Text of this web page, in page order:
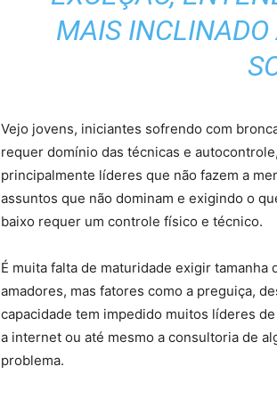
MAIS
Vejo jovens, iniciantes sofrendo com
requer domínio das técnicas e
principalmente líderes que não fazem a
assuntos que não dominam e exigindo o
baixo requer um controle físico e técnico.
É muita falta de maturidade exigir
amadores, mas fatores como a preguiça,
capacidade tem impedido muitos líderes
a internet ou até mesmo a consultoria de
problema.